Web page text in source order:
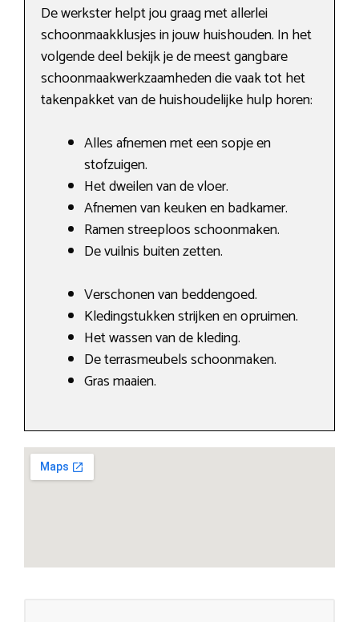
De werkster helpt jou graag met allerlei
schoonmaakklusjes in jouw huishouden. In het
volgende deel bekijk je de meest gangbare
schoonmaakwerkzaamheden die vaak tot het
takenpakket van de huishoudelijke hulp horen:
Alles afnemen met een sopje en
stofzuigen.
Het dweilen van de vloer.
Afnemen van keuken en badkamer.
Ramen streeploos schoonmaken.
De vuilnis buiten zetten.
Verschonen van beddengoed.
Kledingstukken strijken en opruimen.
Het wassen van de kleding.
De terrasmeubels schoonmaken.
Gras maaien.